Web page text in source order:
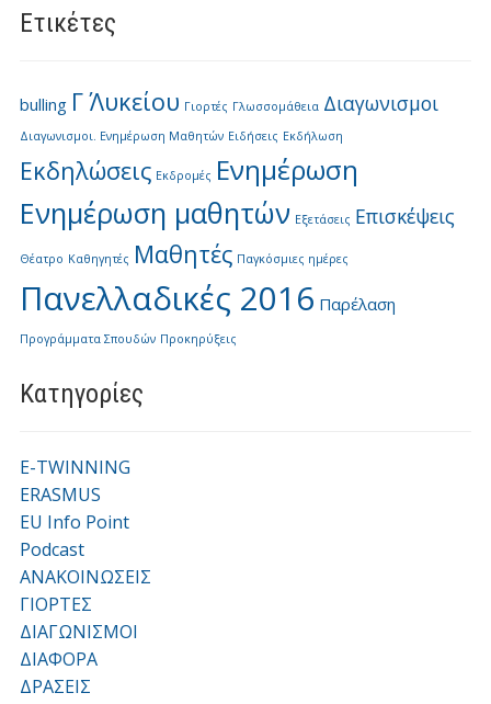
Ετικέτες
bulling Γ΄ Λυκείου Γιορτές Γλωσσομάθεια Διαγωνισμοι
Διαγωνισμοι. Ενημέρωση Μαθητών Ειδήσεις Εκδήλωση
Εκδηλώσεις Εκδρομές Ενημέρωση
Ενημέρωση μαθητών Εξετάσεις Επισκέψεις
Θέατρο Καθηγητές Μαθητές Παγκόσμιες ημέρες
Πανελλαδικές 2016 Παρέλαση
Προγράμματα Σπουδών Προκηρύξεις
Kατηγορίες
E-TWINNING
ERASMUS
EU Info Point
Podcast
ΑΝΑΚΟΙΝΩΣΕΙΣ
ΓΙΟΡΤΕΣ
ΔΙΑΓΩΝΙΣΜΟΙ
ΔΙΑΦΟΡΑ
ΔΡΑΣΕΙΣ